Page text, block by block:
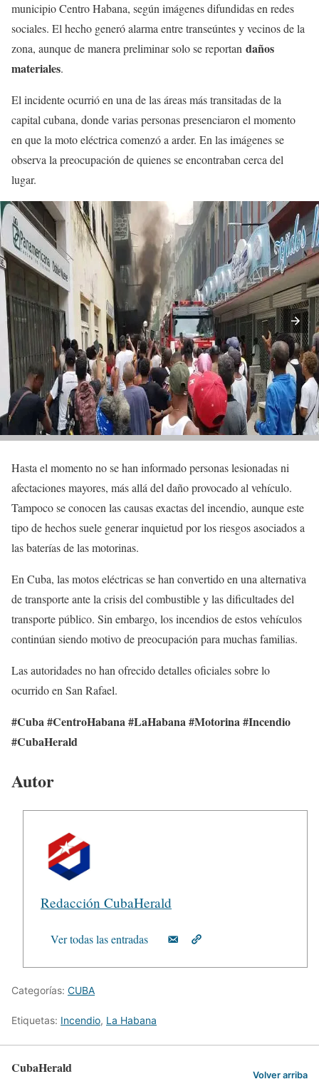
municipio Centro Habana, según imágenes difundidas en redes
sociales. El hecho generó alarma entre transeúntes y vecinos de la
zona, aunque de manera preliminar solo se reportan daños
materiales.
El incidente ocurrió en una de las áreas más transitadas de la
capital cubana, donde varias personas presenciaron el momento
en que la moto eléctrica comenzó a arder. En las imágenes se
observa la preocupación de quienes se encontraban cerca del
lugar.
Hasta el momento no se han informado personas lesionadas ni
afectaciones mayores, más allá del daño provocado al vehículo.
Tampoco se conocen las causas exactas del incendio, aunque este
tipo de hechos suele generar inquietud por los riesgos asociados a
las baterías de las motorinas.
En Cuba, las motos eléctricas se han convertido en una alternativa
de transporte ante la crisis del combustible y las dificultades del
transporte público. Sin embargo, los incendios de estos vehículos
continúan siendo motivo de preocupación para muchas familias.
Las autoridades no han ofrecido detalles oficiales sobre lo
ocurrido en San Rafael.
#Cuba #CentroHabana #LaHabana #Motorina #Incendio
#CubaHerald
Autor
Redacción CubaHerald
Ver todas las entradas
Categorías: CUBA
Etiquetas: Incendio, La Habana
CubaHerald Volver arriba